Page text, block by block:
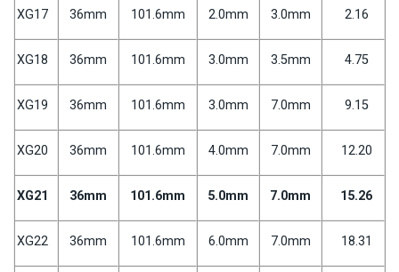
XG17 36mm 101.6mm 2.0mm 3.0mm 2.16
XG18 36mm 101.6mm 3.0mm 3.5mm 4.75
XG19 36mm 101.6mm 3.0mm 7.0mm 9.15
XG20 36mm 101.6mm 4.0mm 7.0mm 12.20
XG21 36mm 101.6mm 5.0mm 7.0mm 15.26
XG22 36mm 101.6mm 6.0mm 7.0mm 18.31